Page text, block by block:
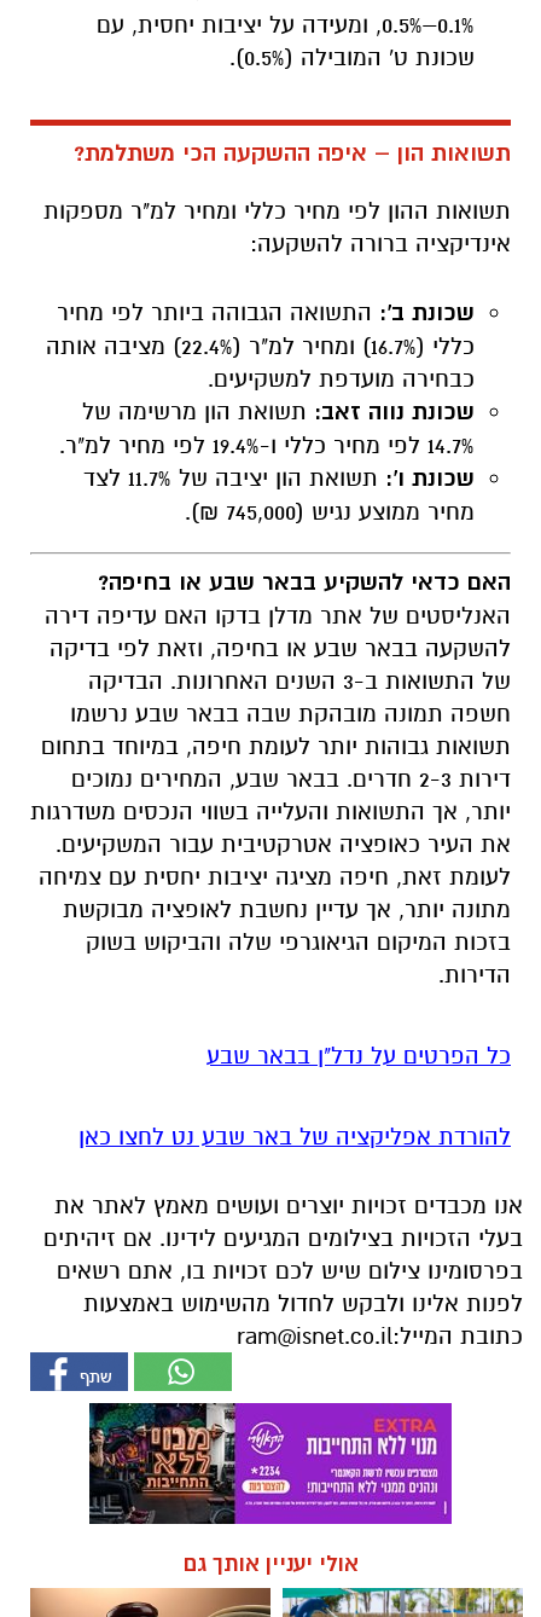
0.1%–0.5%, ומעידה על יציבות יחסית, עם
שכונת ט' המובילה (0.5%).
תשואות הון – איפה ההשקעה הכי משתלמת?
תשואות ההון לפי מחיר כללי ומחיר למ"ר מספקות
אינדיקציה ברורה להשקעה:
שכונת ב': התשואה הגבוהה ביותר לפי מחיר
כללי (16.7%) ומחיר למ"ר (22.4%) מציבה אותה
כבחירה מועדפת למשקיעים.
שכונת נווה זאב: תשואת הון מרשימה של
14.7% לפי מחיר כללי ו-19.4% לפי מחיר למ"ר.
שכונת ו':
תשואת הון יציבה של 11.7% לצד
מחיר ממוצע נגיש (745,000 ₪).
האם כדאי להשקיע בבאר שבע או בחיפה?
האנליסטים של אתר מדלן בדקו האם עדיפה דירה
להשקעה בבאר שבע או בחיפה, וזאת לפי בדיקה
של התשואות ב-3 השנים האחרונות. הבדיקה
חשפה תמונה מובהקת שבה בבאר שבע נרשמו
תשואות גבוהות יותר לעומת חיפה, במיוחד בתחום
דירות 2-3 חדרים. בבאר שבע, המחירים נמוכים
יותר, אך התשואות והעלייה בשווי הנכסים משדרגות
את העיר כאופציה אטרקטיבית עבור המשקיעים.
לעומת זאת, חיפה מציגה יציבות יחסית עם צמיחה
מתונה יותר, אך עדיין נחשבת לאופציה מבוקשת
בזכות המיקום הגיאוגרפי שלה והביקוש בשוק
הדירות.
כל הפרטים על נדל"ן בבאר שבע
להורדת אפליקציה של באר שבע נט לחצו כאן
אנו מכבדים זכויות יוצרים ועושים מאמץ לאתר את
בעלי הזכויות בצילומים המגיעים לידינו. אם זיהיתים
בפרסומינו צילום שיש לכם זכויות בו, אתם רשאים
לפנות אלינו ולבקש לחדול מהשימוש באמצעות
כתובת המייל:ram@isnet.co.il
אולי יעניין אותך גם